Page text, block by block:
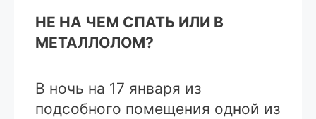
НЕ НА ЧЕМ СПАТЬ ИЛИ В
МЕТАЛЛОЛОМ?
В ночь на 17 января из
подсобного помещения одной из